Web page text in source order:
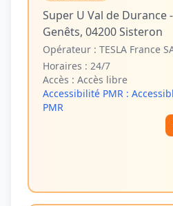
Super U Val de Durance
Genêts, 04200 Sisteron
Opérateur : TESLA France
Horaires : 24/7
Accès : Accès libre
Accessibilité PMR :
PMR